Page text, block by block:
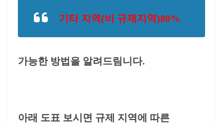
기타 지역(비 규제지역)80%
가능한 방법을 알려드림니다.
아래 도표 보시면 규제 지역에 따른